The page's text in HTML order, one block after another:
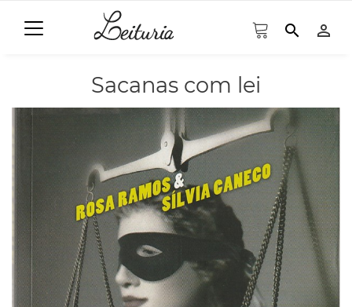
search person_outline
Sacanas com lei